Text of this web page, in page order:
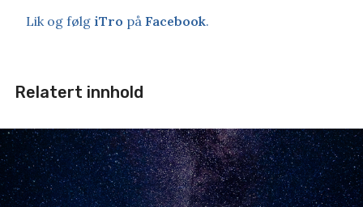
Lik og følg iTro på Facebook.
Relatert innhold